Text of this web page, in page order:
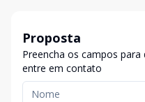
Proposta
Preencha os campos
entre em contato